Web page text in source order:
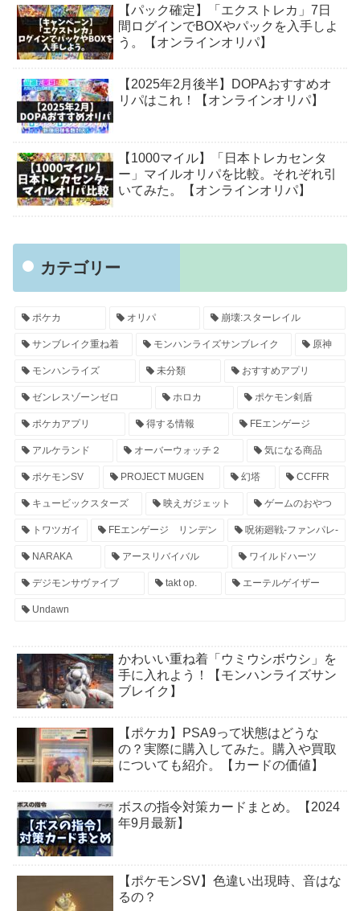
【パック確定】「エクストレカ」7日
間ログインでBOXやパックを入手しよ
う。【オンラインオリパ】
【2025年2月後半】DOPAおすすめオ
リパはこれ！【オンラインオリパ】
【1000マイル】「日本トレカセンタ
ー」マイルオリパを比較。それぞれ引
いてみた。【オンラインオリパ】
カテゴリー
ポケカ オリパ 崩壊:スターレイル
サンブレイク重ね着 モンハンライズサンブレイク 原神
モンハンライズ 未分類 おすすめアプリ
ゼンレスゾーンゼロ ホロカ ポケモン剣盾
ポケカアプリ 得する情報 FEエンゲージ
アルケランド オーバーウォッチ２ 気になる商品
ポケモンSV PROJECT MUGEN 幻塔 CCFFR
キュービックスターズ 映えガジェット ゲームのおやつ
トワツガイ FEエンゲージ リンデン 呪術廻戦-ファンパレ-
NARAKA アースリバイバル ワイルドハーツ
デジモンサヴァイブ takt op. エーテルゲイザー
Undawn
かわいい重ね着「ウミウシボウシ」を
手に入れよう！【モンハンライズサン
ブレイク】
【ポケカ】PSA9って状態はどうな
の？実際に購入してみた。購入や買取
についても紹介。【カードの価値】
ボスの指令対策カードまとめ。【2024
年9月最新】
【ポケモンSV】色違い出現時、音はな
るの？